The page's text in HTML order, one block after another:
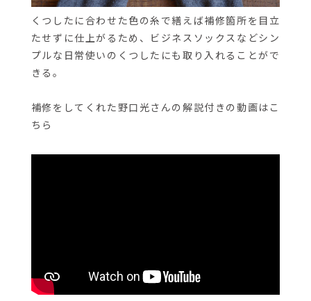
くつしたに合わせた色の糸で繕えば補修箇所を目立
たせずに仕上がるため、ビジネスソックスなどシン
プルな日常使いのくつしたにも取り入れることがで
きる。
補修をしてくれた野口光さんの解説付きの動画はこ
ちら